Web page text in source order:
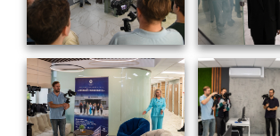
Территория здоровья
ПРЕСС-ЦЕНТР
Новости ВНИИТФ